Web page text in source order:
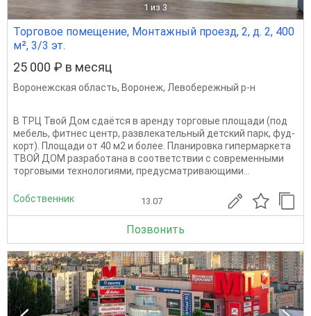
1 из 3
Торговое помещение, Монтажный проезд, 2, д. 2, 400
м², 3/3 эт.
25 000 ₽ в месяц
Воронежская область, Воронеж, Левобережный р-н
В ТРЦ Твой Дом сдаётся в аренду торговые площади (под
мебель, фитнес центр, развлекательный детский парк, фуд-
корт). Площади от 40 м2 и более. Планировка гипермаркета
ТВОЙ ДОМ разработана в соответствии с современными
торговыми технологиями, предусматривающими...
Собственник 13.07
Позвонить